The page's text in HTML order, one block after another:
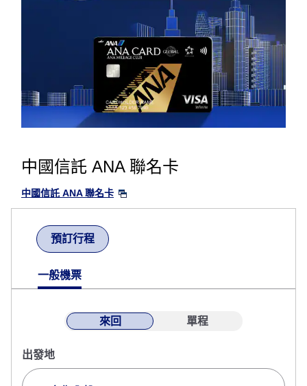
中國信託 ANA 聯名卡
中國信託 ANA 聯名卡
預訂行程
一般機票
來回 單程
出發地